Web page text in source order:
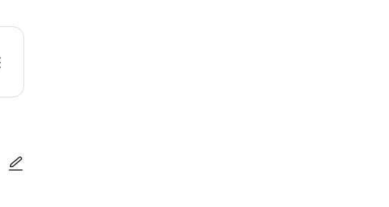
무료로 입장할 수 있습니다. 이 혜택을 이용하려면 성인 티켓을 예약하시면 됩니다. 방